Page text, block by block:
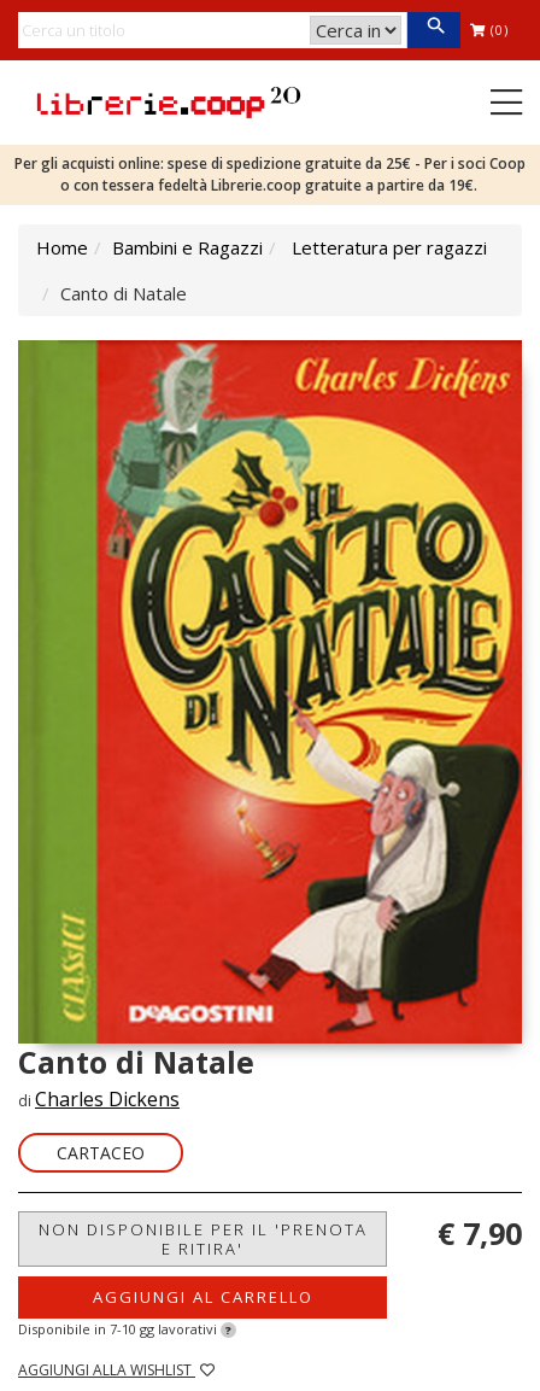
(0)
Per gli acquisti online: spese di spedizione gratuite da 25€ - Per i soci Coop
o con tessera fedeltà Librerie.coop gratuite a partire da 19€.
Home Bambini e Ragazzi
Letteratura per ragazzi
Canto di Natale
Canto di Natale
di Charles Dickens
CARTACEO
NON DISPONIBILE PER IL 'PRENOTA
E RITIRA'
AGGIUNGI AL CARRELLO
Disponibile in 7-10 gg lavorativi ?
AGGIUNGI ALLA WISHLIST
€ 7,90